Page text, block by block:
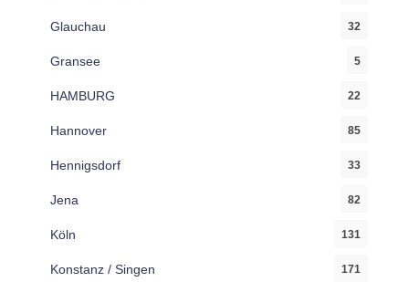
Glauchau 32
Gransee 5
HAMBURG 22
Hannover 85
Hennigsdorf 33
Jena 82
Köln 131
Konstanz / Singen 171